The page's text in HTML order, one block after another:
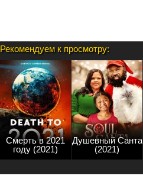
Рекомендуем к просмотру:
Смерть в 2021
году (2021)
Душевный Санта
(2021)